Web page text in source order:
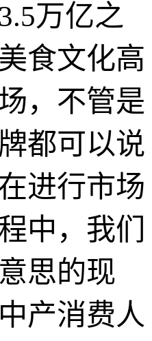
万亿之
食文化高
，不管是
都可以说
进行市场
中，我们
思的现
产消费人